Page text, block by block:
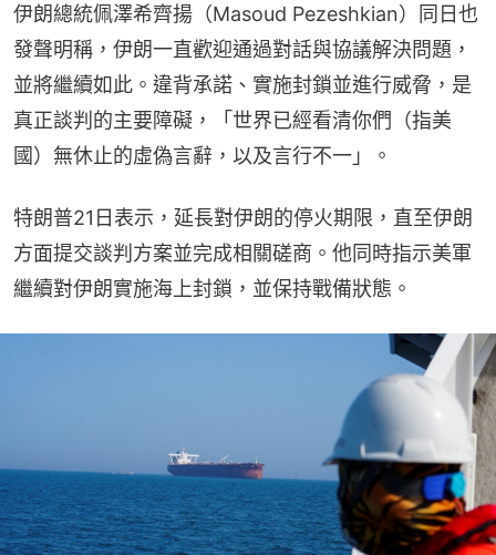
伊朗總統佩澤希齊揚（Masoud Pezeshkian）同日也
發聲明稱，伊朗一直歡迎通過對話與協議解決問題，
並將繼續如此。違背承諾、實施封鎖並進行威脅，是
真正談判的主要障礙，「世界已經看清你們（指美
國）無休止的虛偽言辭，以及言行不一」。
特朗普21日表示，延長對伊朗的停火期限，直至伊朗
方面提交談判方案並完成相關磋商。他同時指示美軍
繼續對伊朗實施海上封鎖，並保持戰備狀態。